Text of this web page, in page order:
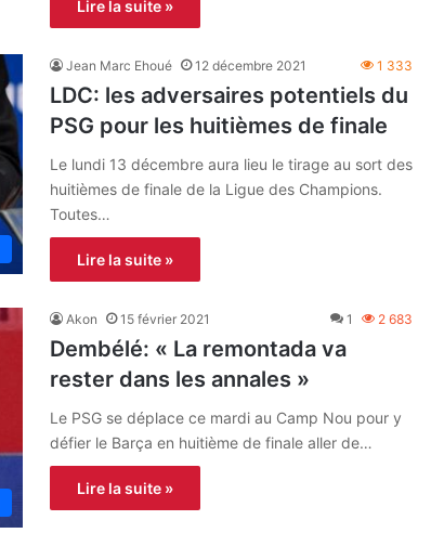
Lire la suite »
Jean Marc Ehoué 12 décembre 2021 1 333
LDC: les adversaires potentiels du
PSG pour les huitièmes de finale
Le lundi 13 décembre aura lieu le tirage au sort des
huitièmes de finale de la Ligue des Champions.
Toutes…
Lire la suite »
Akon 15 février 2021 1 2 683
Dembélé: « La remontada va
rester dans les annales »
Le PSG se déplace ce mardi au Camp Nou pour y
défier le Barça en huitième de finale aller de…
Lire la suite »